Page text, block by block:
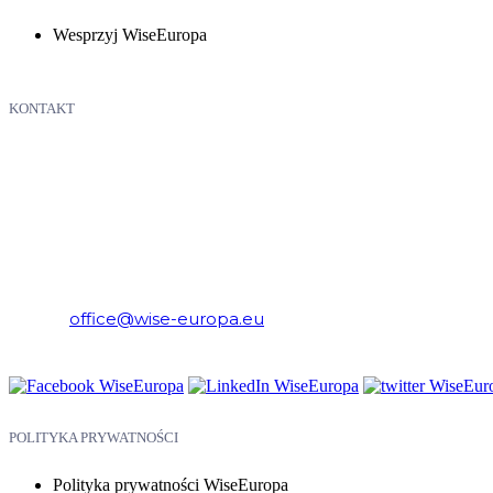
Wesprzyj WiseEuropa
KONTAKT
office@wise-europa.eu
POLITYKA PRYWATNOŚCI
Polityka prywatności WiseEuropa